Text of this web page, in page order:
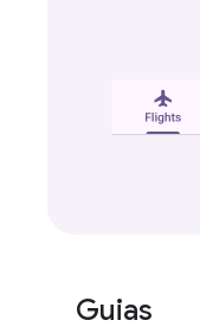
Guias